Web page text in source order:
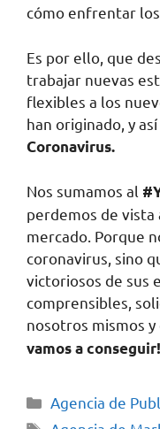
cómo enfrentar
Es por ello, que
trabajar nuevas
flexibles a los
han originado, y
Coronavirus.
Nos sumamos al
perdemos de vista
mercado. Porque
coronavirus, sino
victoriosos de sus
comprensibles,
nosotros mismos y
vamos a conseguir!
Agencia de